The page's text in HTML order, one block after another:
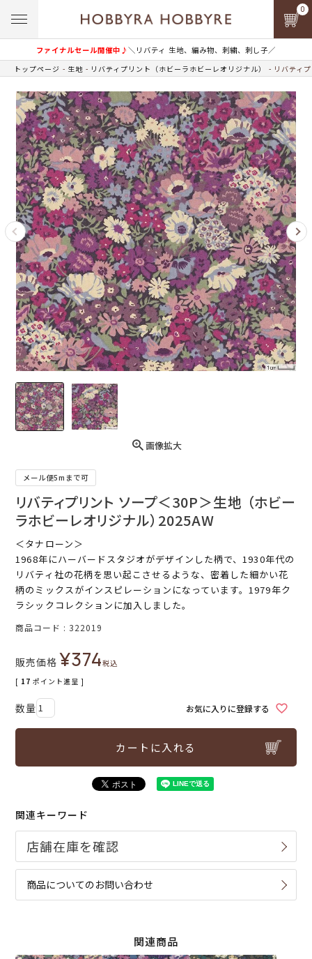
ファイナルセール開催中♪＼リバティ 生地、編み物、刺繍、刺し子／
0
トップページ 生地 リバティプリント（ホビーラホビーレオリジナル） リバティ
画像拡大
メール便5mまで可
リバティプリント ソープ＜30P＞生地 （ホビー
ラホビーレオリジナル）2025AW
＜タナローン＞
1968年にハーバードスタジオがデザインした柄で、1930年代の
リバティ社の花柄を思い起こさせるような、密着した細かい花
柄のミックスがインスピレーションになっています。1979年ク
ラシックコレクションに加入しました。
商品コード 322019
販売価格 ¥374税込
[ 17 ポイント進呈 ]
お気に入りに登録する
カートに入れる
関連キーワード
商品についてのお問い合わせ
関連商品